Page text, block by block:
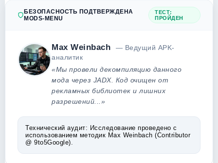
БЕЗОПАСНОСТЬ ПОДТВЕРЖДЕНА
MODS-MENU
ТЕСТ:
ПРОЙДЕН
Max Weinbach
— Ведущий APK-
аналитик
«Мы провели декомпиляцию данного
мода через JADX. Код очищен от
рекламных библиотек и лишних
разрешений...»
Технический аудит: Исследование проведено с
использованием методик Max Weinbach (Contributor
@ 9to5Google).